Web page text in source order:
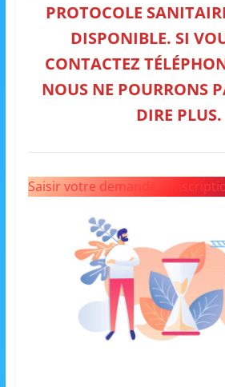
3
a
n
s
a
c
l
C
L
é
A
!
PROTOCOLE
DISPONIBLE. SI
CONTACTEZ
NOUS NE POURRONS
DIRE PLUS.
Saisir votre demande